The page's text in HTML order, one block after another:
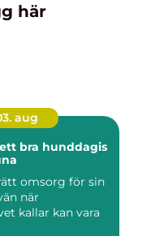
här
aug
bra hunddagis
omsorg för sin
när
kallar kan vara